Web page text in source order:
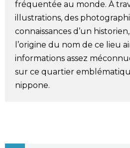
En plus
Données
Séries
Chroniques
official SNS
fréquentée au monde. À
illustrations, des
connaissances d’un
l’origine du nom de ce lieu
informations assez
sur ce quartier
nippone.